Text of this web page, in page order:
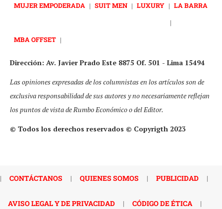
MUJER EMPODERADA | SUIT MEN | LUXURY | LA BARRA
|
MBA OFFSET |
Dirección: Av. Javier Prado Este 8875 Of. 501 - Lima 15494
Las opiniones expresadas de los columnistas en los artículos son de
exclusiva responsabilidad de sus autores y no necesariamente reflejan
los puntos de vista de Rumbo Económico o del Editor.
© Todos los derechos reservados © Copyrigth 2023
| CONTÁCTANOS | QUIENES SOMOS | PUBLICIDAD |
AVISO LEGAL Y DE PRIVACIDAD | CÓDIGO DE ÉTICA |